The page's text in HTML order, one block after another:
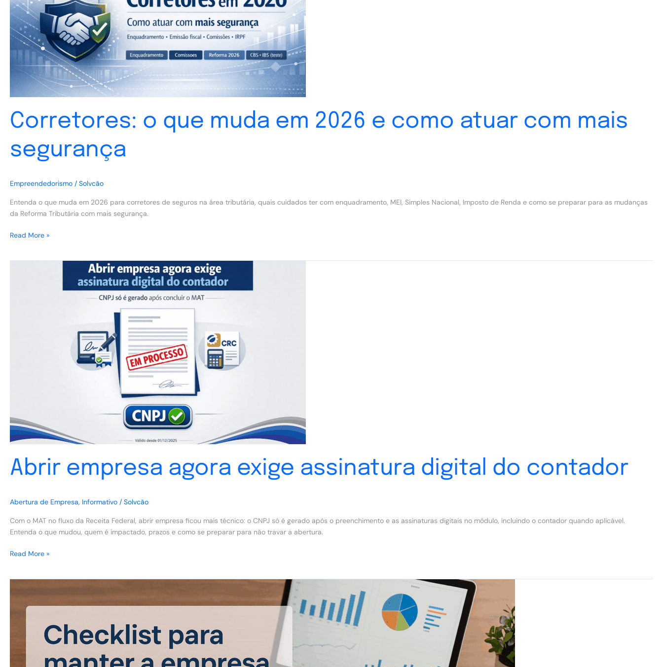
Corretores: o que muda em 2026 e como atuar com mais
segurança
Empreendedorismo / Solvcão
Entenda o que muda em 2026 para corretores de seguros na área tributária, quais cuidados ter com enquadramento, MEI, Simples Nacional, Imposto de Renda e como se preparar para as mudanças
da Reforma Tributária com mais segurança.
atuar
com
mais
segurança
Read More »
Abrir empresa agora exige assinatura digital do contador
Abertura de Empresa, Informativo / Solvcão
Com o MAT no fluxo da Receita Federal, abrir empresa ficou mais técnico: o CNPJ só é gerado após o preenchimento e as assinaturas digitais no módulo, incluindo o contador quando aplicável.
Entenda o que mudou, quem é impactado, prazos e como se preparar para não travar a abertura.
Read More »
Checklist
para
manter
a
empresa
em
dia